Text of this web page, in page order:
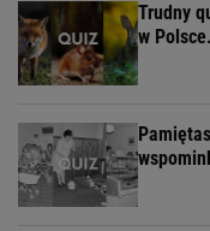
Trudny
w